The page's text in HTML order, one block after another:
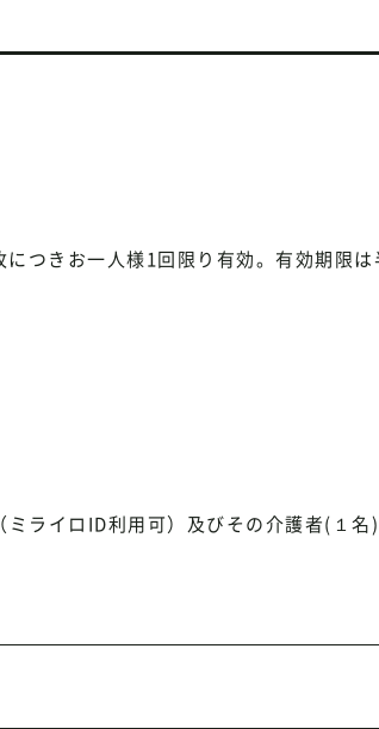
つきお一人様1回限り有効。有効期限は
ライロID利用可）及びその介護者(１名